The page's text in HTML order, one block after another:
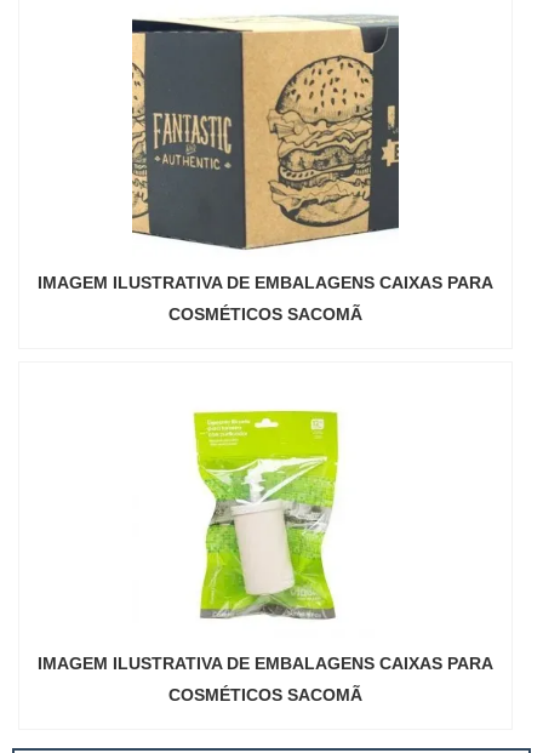
IMAGEM ILUSTRATIVA DE EMBALAGENS CAIXAS PARA
COSMÉTICOS SACOMÃ
IMAGEM ILUSTRATIVA DE EMBALAGENS CAIXAS PARA
COSMÉTICOS SACOMÃ